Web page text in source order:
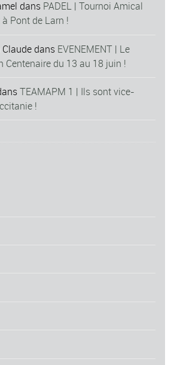
dans PADEL | Tournoi Amical
Pont de Larn !
Claude dans EVENEMENT | Le
Centenaire du 13 au 18 juin !
TEAMAPM 1 | Ils sont vice-
!